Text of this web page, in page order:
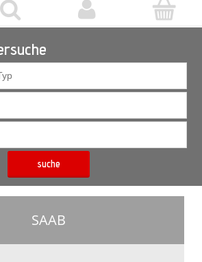
suche
SAAB